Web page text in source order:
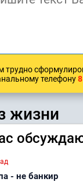
трудно
телефону
жизни
- не банкир